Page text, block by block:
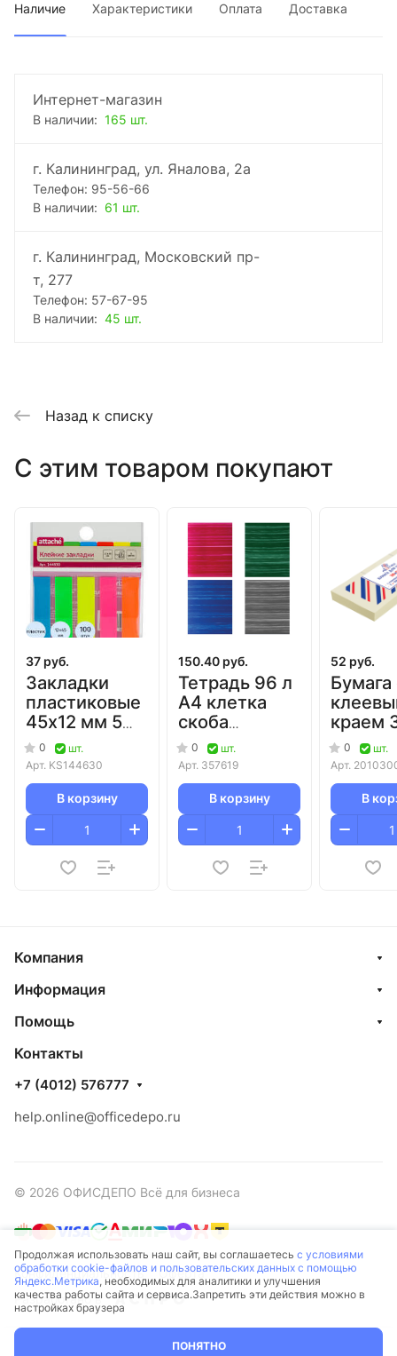
Наличие Характеристики Оплата Доставка
Интернет-магазин
В наличии: 165 шт.
г. Калининград, ул. Яналова, 2а
Телефон: 95-56-66
В наличии: 61 шт.
г. Калининград, Московский пр-
т, 277
Телефон: 57-67-95
В наличии: 45 шт.
Назад к списку
C этим товаром покупают
37 руб.
Закладки
пластиковые
45х12 мм 5
цветов по 20
л Attache/96
0
шт.
Арт. KS144630
В корзину
150.40 руб.
Тетрадь 96 л
А4 клетка
скоба
бумвинил
суперэконом
(синяя)/30
0
шт.
Арт. 357619
В корзину
52 руб.
Бумага
краем
мм
желтая
0
шт.
Арт.
В
Компания
Информация
Помощь
Контакты
+7 (4012) 576777
help.online@officedepo.ru
© 2026 ОФИСДЕПО Всё для бизнеса
Конфиденциальность
Оферта
Разработано в
Продолжая использовать наш сайт, вы соглашаетесь с условиями
обработки cookie-файлов и пользовательских данных с помощью
Яндекс.Метрика, необходимых для аналитики и улучшения
качества работы сайта и сервиса.Запретить эти действия можно в
настройках браузера
ПОНЯТНО